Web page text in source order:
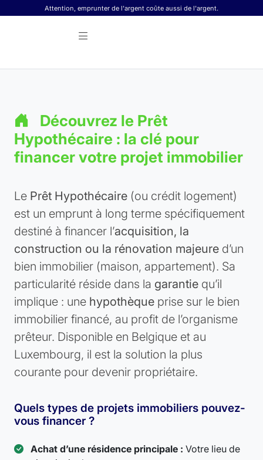
Skip to contentAttention, emprunter de l'argent coûte aussi de l'argent.
Découvrez le Prêt
Hypothécaire : la clé pour
financer votre projet immobilier
Le Prêt Hypothécaire (ou crédit logement)
est un emprunt à long terme spécifiquement
destiné à financer l’acquisition, la
construction ou la rénovation majeure d’un
bien immobilier (maison, appartement). Sa
particularité réside dans la garantie qu’il
implique : une hypothèque prise sur le bien
immobilier financé, au profit de l’organisme
prêteur. Disponible en Belgique et au
Luxembourg, il est la solution la plus
courante pour devenir propriétaire.
Quels types de projets immobiliers pouvez-
vous financer ?
Achat d’une résidence principale : Votre lieu de